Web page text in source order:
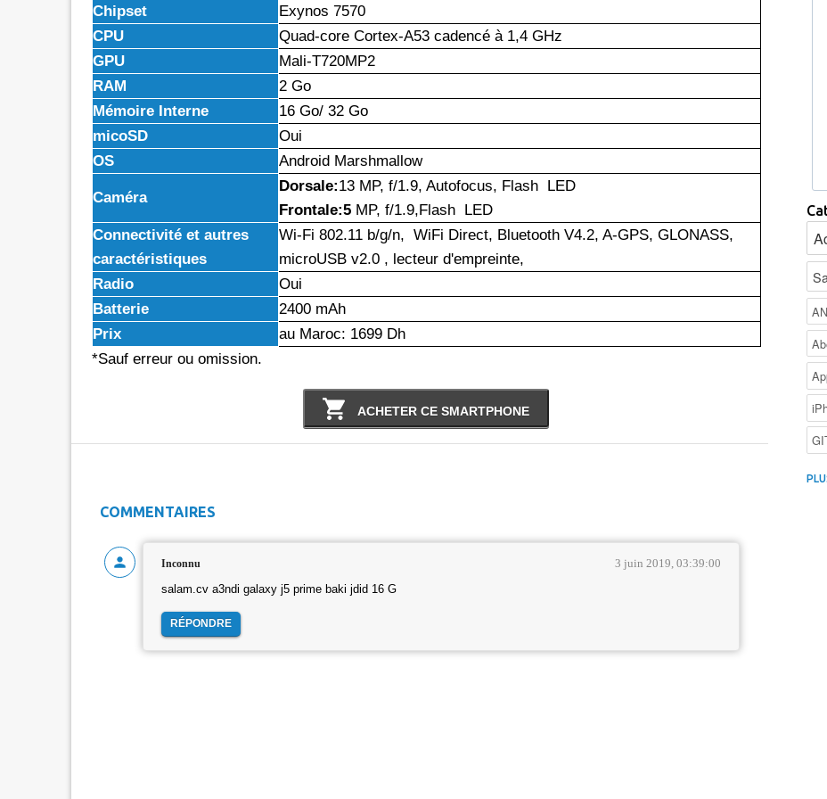
Chipset
Exynos 7570
CPU
Quad-core Cortex-A53 cadencé à 1,4 GHz
GPU
Mali-T720MP2
RAM
2 Go
Mémoire Interne
16 Go/ 32 Go
micoSD
Oui
OS
Android Marshmallow
Caméra
Dorsale:13 MP, f/1.9, Autofocus, Flash LED
Frontale:5MP, f/1.9,Flash LED
Connectivité et autres
caractéristiques
Wi-Fi 802.11 b/g/n, WiFi Direct, Bluetooth V4.2, A-GPS, GLONASS,
microUSB v2.0 , lecteur d'empreinte,
Radio
Oui
Batterie
2400 mAh
Prix
au Maroc: 1699 Dh
*Sauf erreur ou omission.
ACHETER CE SMARTPHONE
COMMENTAIRES
Inconnu 3 juin 2019, 03:39:00
salam.cv a3ndi galaxy j5 prime baki jdid 16 G
RÉPONDRE